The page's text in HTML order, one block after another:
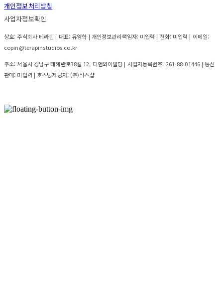
개인정보처리방침
사업자정보확인
상호: 주식회사 테라핀 | 대표: 유영학 | 개인정보관리책임자: 미입력 | 전화: 미입력 | 이메일:
copin@terapinstudios.co.kr
주소: 서울시 강남구 테헤란로38길 12, 디앤와이빌딩 | 사업자등록번호: 261-88-01446| 통신
판매: 미입력 | 호스팅제공자: (주)식스샵